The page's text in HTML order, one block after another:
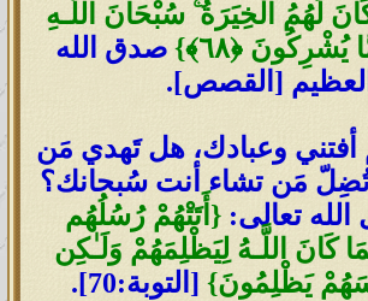
لَهُمُ الْخِيَرَةُ ۚ سُبْحَانَ اللَّـهِ
﴿٦٨﴾}
صدق الله
العظيم [القصص].
أفتني وعبادك، هل تَهدي مَن
مَن تشاء أنت سُبحانك؟
الله تعالى: {أَتَتْهُمْ رُسُلُهُم
كَانَ اللَّـهُ لِيَظْلِمَهُمْ وَلَـٰكِن
يَظْلِمُونَ} [التوبة:70].